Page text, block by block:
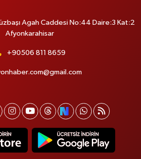
Agah Caddesi No:44 Daire:3 Kat:2
Afyonkarahisar
+90506 811 8659